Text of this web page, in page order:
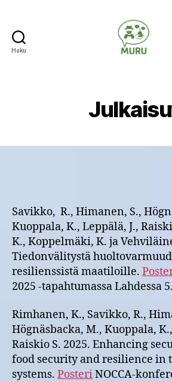
Haku
Savikko, R., Himanen, S.,
Kuoppala, K., Leppälä, J.,
K., Koppelmäki, K. ja
Tiedonvälitystä
resilienssistä maatiloille.
2025 -tapahtumassa Lahdessa
Rimhanen, K., Savikko, R.,
Högnäsbacka, M., Kuoppala,
Raiskio S. 2025. Enhancing
food security and resilience in
systems. PosteriNOCCA-